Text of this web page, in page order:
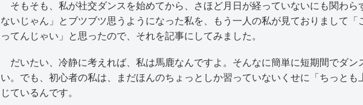
そもそも、私が社交ダンスを始めてから、さほど月日が経っていないにも関わら
ないじゃん」とブツブツ思うようになった私を、もう一人の私が見ておりまして「
ってんじゃい」と思ったので、それを記事にしてみました。
だいたい、冷静に考えれば、私は馬鹿なんですよ。そんなに簡単に短期間でダン
い。でも、初心者の私は、まだほんのちょっとしか習っていないくせに「ちっとも
じているんです。